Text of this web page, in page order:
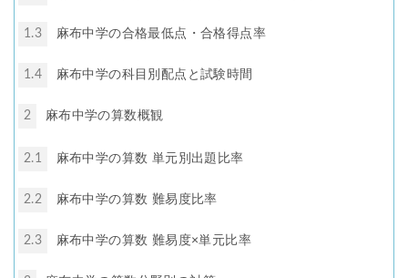
1.3 麻布中学の合格最低点・合格得点率
1.4 麻布中学の科目別配点と試験時間
2 麻布中学の算数概観
2.1 麻布中学の算数 単元別出題比率
2.2 麻布中学の算数 難易度比率
2.3 麻布中学の算数 難易度×単元比率